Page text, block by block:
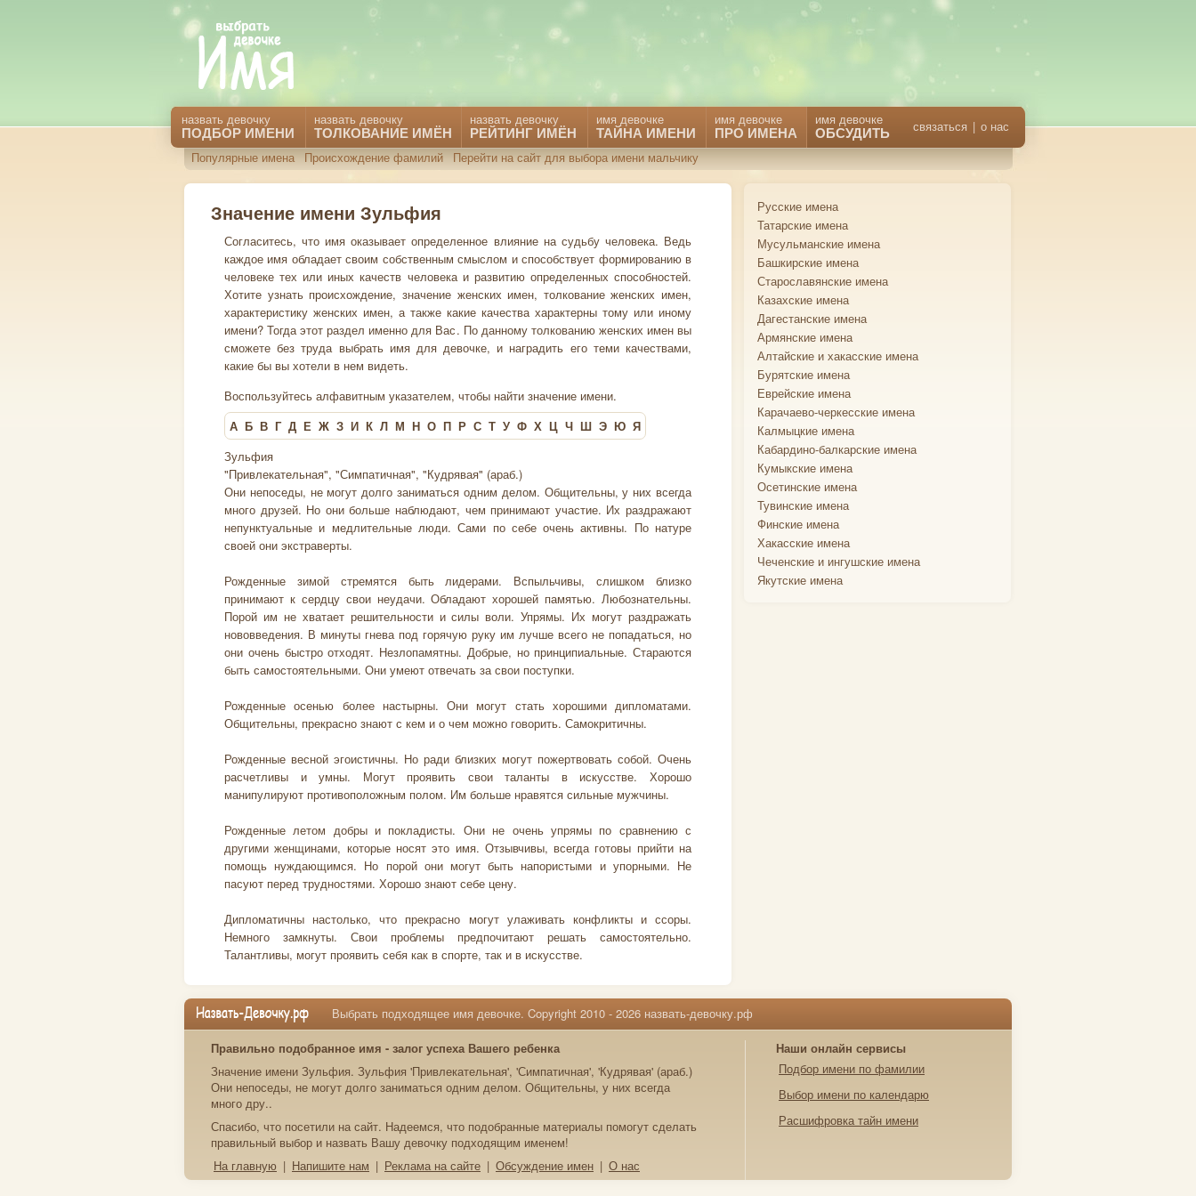
назвать девочку
ПОДБОР ИМЕНИ
назвать девочку
ТОЛКОВАНИЕ ИМЁН
назвать девочку
РЕЙТИНГ ИМЁН
имя девочке
ТАЙНА ИМЕНИ
имя девочке
ПРО ИМЕНА
имя девочке
ОБСУДИТЬ связаться | о нас
Популярные имена Происхождение фамилий Перейти на сайт для выбора имени мальчику
Значение имени Зульфия
Согласитесь, что имя оказывает определенное влияние на судьбу человека. Ведь
каждое имя обладает своим собственным смыслом и способствует формированию в
человеке тех или иных качеств человека и развитию определенных способностей.
Хотите узнать происхождение, значение женских имен, толкование женских имен,
характеристику женских имен, а также какие качества характерны тому или иному
имени? Тогда этот раздел именно для Вас. По данному толкованию женских имен вы
сможете без труда выбрать имя для девочке, и наградить его теми качествами,
какие бы вы хотели в нем видеть.
Воспользуйтесь алфавитным указателем, чтобы найти значение имени.
А Б В Г Д Е Ж З И К Л М Н О П Р С Т У Ф Х Ц Ч Ш Э Ю Я
Зульфия
"Привлекательная", "Симпатичная", "Кудрявая" (араб.)
Они непоседы, не могут долго заниматься одним делом. Общительны, у них всегда
много друзей. Но они больше наблюдают, чем принимают участие. Их раздражают
непунктуальные и медлительные люди. Сами по себе очень активны. По натуре
своей они экстраверты.
Рожденные зимой стремятся быть лидерами. Вспыльчивы, слишком близко
принимают к сердцу свои неудачи. Обладают хорошей памятью. Любознательны.
Порой им не хватает решительности и силы воли. Упрямы. Их могут раздражать
нововведения. В минуты гнева под горячую руку им лучше всего не попадаться, но
они очень быстро отходят. Незлопамятны. Добрые, но принципиальные. Стараются
быть самостоятельными. Они умеют отвечать за свои поступки.
Рожденные осенью более настырны. Они могут стать хорошими дипломатами.
Общительны, прекрасно знают с кем и о чем можно говорить. Самокритичны.
Рожденные весной эгоистичны. Но ради близких могут пожертвовать собой. Очень
расчетливы и умны. Могут проявить свои таланты в искусстве. Хорошо
манипулируют противоположным полом. Им больше нравятся сильные мужчины.
Рожденные летом добры и покладисты. Они не очень упрямы по сравнению с
другими женщинами, которые носят это имя. Отзывчивы, всегда готовы прийти на
помощь нуждающимся. Но порой они могут быть напористыми и упорными. Не
пасуют перед трудностями. Хорошо знают себе цену.
Дипломатичны настолько, что прекрасно могут улаживать конфликты и ссоры.
Немного замкнуты. Свои проблемы предпочитают решать самостоятельно.
Талантливы, могут проявить себя как в спорте, так и в искусстве.
Русские имена
Татарские имена
Мусульманские имена
Башкирские имена
Старославянские имена
Казахские имена
Дагестанские имена
Армянские имена
Алтайские и хакасские имена
Бурятские имена
Еврейские имена
Карачаево-черкесские имена
Калмыцкие имена
Кабардино-балкарские имена
Кумыкские имена
Осетинские имена
Тувинские имена
Финские имена
Хакасские имена
Чеченские и ингушские имена
Якутские имена
Выбрать подходящее имя девочке. Copyright 2010 - 2026 назвать-девочку.рф
Правильно подобранное имя - залог успеха Вашего ребенка
Значение имени Зульфия. Зульфия 'Привлекательная', 'Симпатичная', 'Кудрявая' (араб.)
Они непоседы, не могут долго заниматься одним делом. Общительны, у них всегда
много дру..
Спасибо, что посетили на сайт. Надеемся, что подобранные материалы помогут сделать
правильный выбор и назвать Вашу девочку подходящим именем!
На главную | Напишите нам | Реклама на сайте | Обсуждение имен | О нас
Наши онлайн сервисы
Подбор имени по фамилии
Выбор имени по календарю
Расшифровка тайн имени